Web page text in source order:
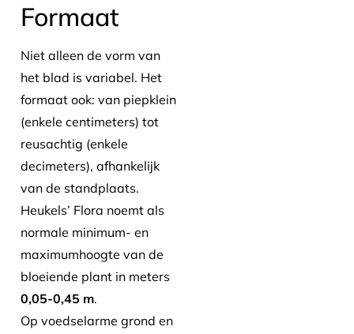
Formaat
Niet alleen de vorm van
het blad is variabel. Het
formaat ook: van piepklein
(enkele centimeters) tot
reusachtig (enkele
decimeters), afhankelijk
van de standplaats.
Heukels’ Flora noemt als
normale minimum- en
maximumhoogte van de
bloeiende plant in meters
0,05-0,45 m.
Op voedselarme grond en